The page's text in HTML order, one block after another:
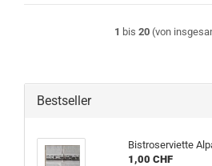
1 bis 20(von
Bestseller
Bistroserviette
1,00 CHF